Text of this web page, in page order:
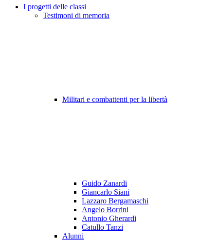
I progetti delle classi
Testimoni di memoria
Militari e combattenti per la libertà
Guido Zanardi
Giancarlo Siani
Lazzaro Bergamaschi
Angelo Borrini
Antonio Gherardi
Catullo Tanzi
Alunni